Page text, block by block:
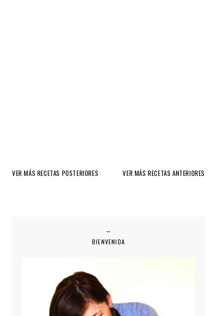
VER MÁS RECETAS POSTERIORES VER MÁS RECETAS ANTERIORES
BIENVENIDA